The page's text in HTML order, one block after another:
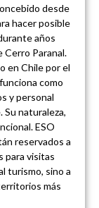
desde
hacer posible
años
Cerro Paranal.
en Chile por el
como
y personal
Su naturaleza,
ESO
reservados a
para visitas
turismo, sino a
más